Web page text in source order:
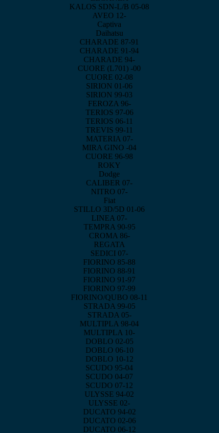
KALOS SDN-L/B 05-08
AVEO 12-
Captiva
Daihatsu
CHARADE 87-91
CHARADE 91-94
CHARADE 94-
CUORE (L701) -00
CUORE 02-08
SIRION 01-06
SIRION 99-03
FEROZA 96-
TERIOS 97-06
TERIOS 06-11
TREVIS 99-11
MATERIA 07-
MIRA GINO -04
CUORE 96-98
ROKY
Dodge
CALIBER 07-
NITRO 07-
Fiat
STILLO 3D/5D 01-06
LINEA 07-
TEMPRA 90-95
CROMA 86-
REGATA
SEDICI 07-
FIORINO 85-88
FIORINO 88-91
FIORINO 91-97
FIORINO 97-99
FIORINO/QUBO 08-11
STRADA 99-05
STRADA 05-
MULTIPLA 98-04
MULTIPLA 10-
DOBLO 02-05
DOBLO 06-10
DOBLO 10-12
SCUDO 95-04
SCUDO 04-07
SCUDO 07-12
ULYSSE 94-02
ULYSSE 02-
DUCATO 94-02
DUCATO 02-06
DUCATO 06-12